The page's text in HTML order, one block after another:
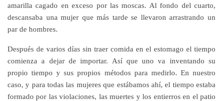
amarilla cagado en exceso por las moscas. Al fondo del cuarto,
descansaba una mujer que más tarde se llevaron arrastrando un
par de hombres.
Después de varios días sin traer comida en el estomago el tiempo
comienza a dejar de importar. Así que uno va inventando su
propio tiempo y sus propios métodos para medirlo. En nuestro
caso, y para todas las mujeres que estábamos ahí, el tiempo estaba
formado por las violaciones, las muertes y los entierros en el patio